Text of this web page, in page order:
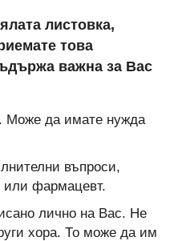
листовка,
това
важна за Вас
Може да имате нужда
въпроси,
или фармацевт.
лично на Вас. Не
хора. То може да им